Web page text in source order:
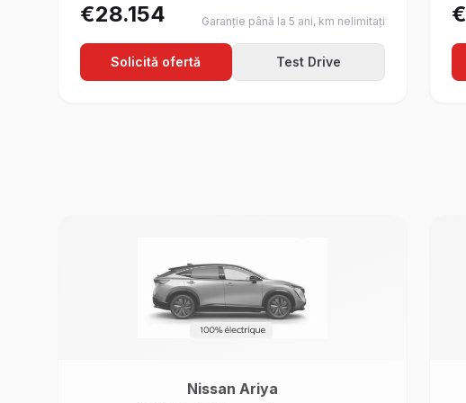
€28.154 Garanție până la 5 ani, km nelimitați
Solicită ofertă Test Drive
€
NissanAriya